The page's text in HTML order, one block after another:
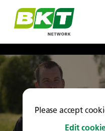
Please accept
Edit